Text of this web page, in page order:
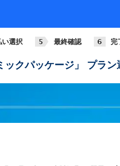
い選択 最終確認 完
クパッケージ」 プラン
大阪伊丹 羽田
08:00
大阪伊丹
09:15
羽田
大阪伊丹 羽田